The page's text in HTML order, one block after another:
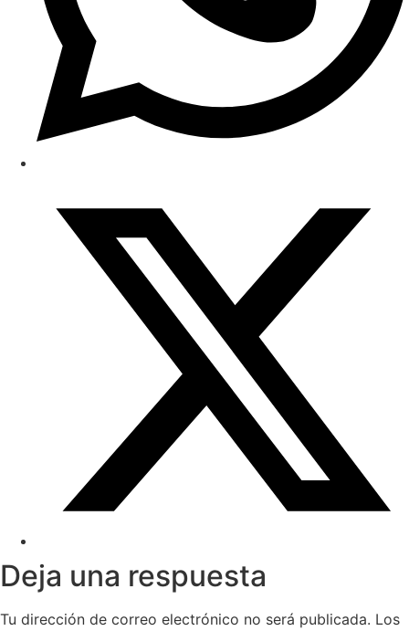
Deja una respuesta
Tu dirección de correo electrónico no será publicada. Los